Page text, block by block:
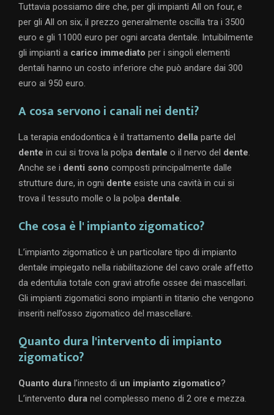
Tuttavia possiamo dire che, per gli impianti All on four, e
per gli All on six, il prezzo generalmente oscilla tra i 3500
euro e gli 11000 euro per ogni arcata dentale. Intuibilmente
gli impianti a carico immediato per i singoli elementi
dentali hanno un costo inferiore che può andare dai 300
euro ai 950 euro.
A cosa servono i canali nei denti?
La terapia endodontica è il trattamento della parte del
dente in cui si trova la polpa dentale o il nervo del dente.
Anche se i denti sono composti principalmente dalle
strutture dure, in ogni dente esiste una cavità in cui si
trova il tessuto molle o la polpa dentale.
Che cosa è l' impianto zigomatico?
L’impianto zigomatico è un particolare tipo di impianto
dentale impiegato nella riabilitazione del cavo orale affetto
da edentulia totale con gravi atrofie ossee dei mascellari.
Gli impianti zigomatici sono impianti in titanio che vengono
inseriti nell’osso zigomatico del mascellare.
Quanto dura l'intervento di impianto
zigomatico?
Quanto dura l’innesto di un impianto zigomatico?
L’intervento dura nel complesso meno di 2 ore e mezza.